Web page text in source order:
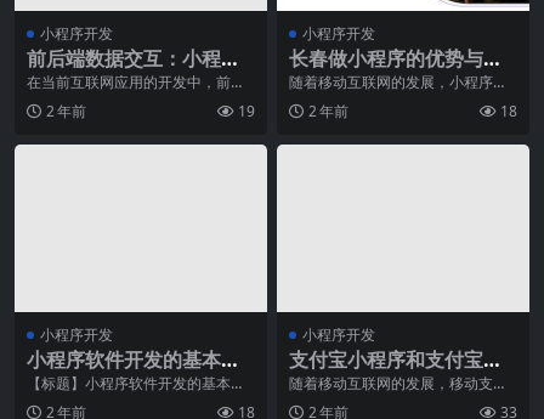
小程序开发
前后端数据交互：小程序
请求与响应处理
在当前互联网应用的开发中，前后
端数据交互是非常重要的一部分。
尤其是在小程序等移动
2 年前 19
小程序开发
长春做小程序的优势与挑
战
随着移动互联网的发展，小程序成
为了各大企业和个人开发者的热门
选择。而作为中国的科
2 年前 18
小程序开发
小程序软件开发的基本流
程和要点
【标题】小程序软件开发的基本流
程和要点—实现高效商业运营的创
2 年前 18
小程序开发
支付宝小程序和支付宝生
活号有什么区别？
随着移动互联网的发展，移动支付
已经成为了人们生活和工作中不可
2 年前 33